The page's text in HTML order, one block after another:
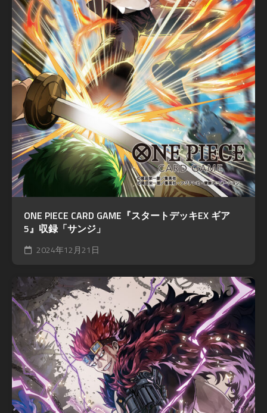
ONE PIECE CARD GAME『スタートデッキEX ギア
5』収録「サンジ」
2024年12月21日